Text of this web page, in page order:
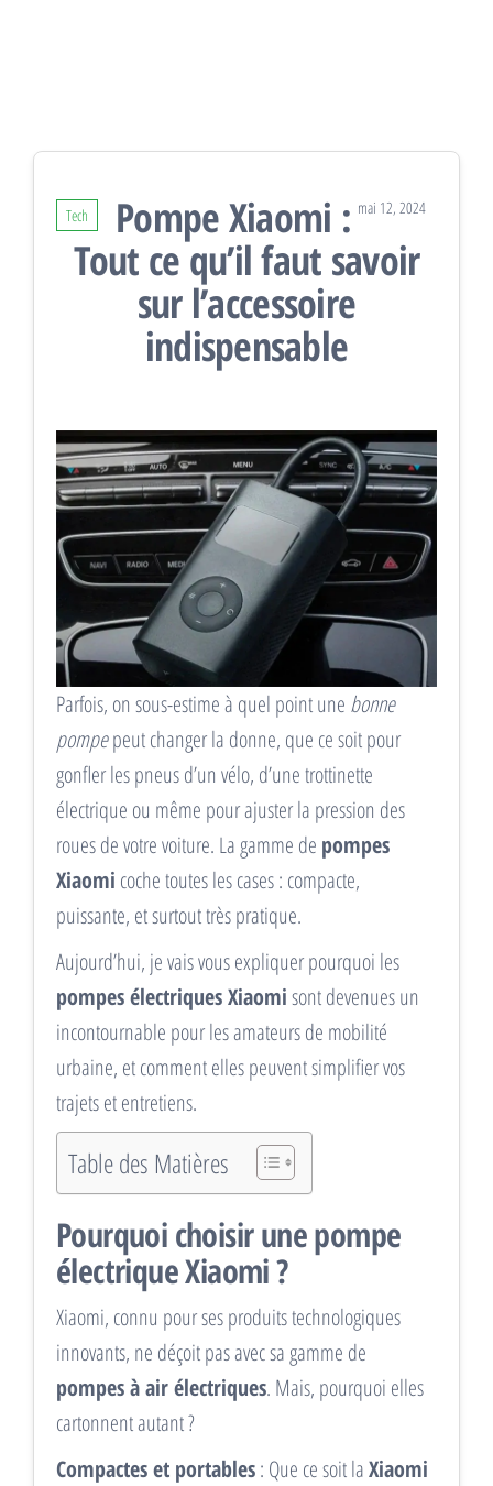
Tech mai 12, 2024
Pompe Xiaomi :
Tout ce qu’il faut savoir
sur l’accessoire
indispensable
Parfois, on sous-estime à quel point une bonne
pompepeut changer la donne, que ce soit pour
gonfler les pneus d’un vélo, d’une trottinette
électrique ou même pour ajuster la pression des
roues de votre voiture. La gamme de pompes
Xiaomi coche toutes les cases : compacte,
puissante, et surtout très pratique.
Aujourd’hui, je vais vous expliquer pourquoi les
pompes électriques Xiaomisont devenues un
incontournable pour les amateurs de mobilité
urbaine, et comment elles peuvent simplifier vos
trajets et entretiens.
Table des Matières
Pourquoi choisir une pompe
électrique Xiaomi ?
Xiaomi, connu pour ses produits technologiques
innovants, ne déçoit pas avec sa gamme de
pompes à air électriques. Mais, pourquoi elles
cartonnent autant ?
Compactes et portables: Que ce soit laXiaomi